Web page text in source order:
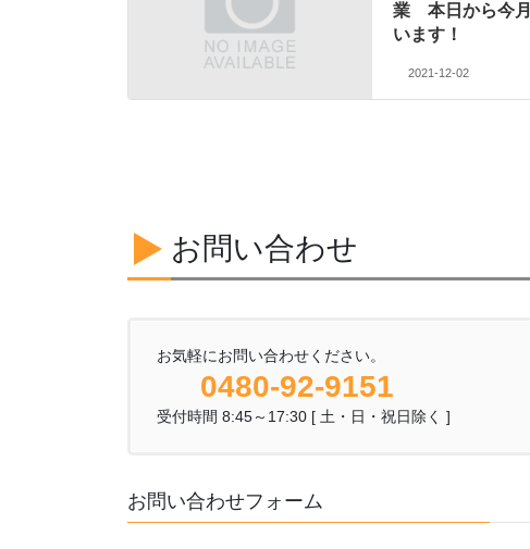
業 本日から今
います！
2021-12-02
お問い合わせ
お気軽にお問い合わせください。
0480-92-9151
受付時間 8:45～17:30 [ 土・日・祝日除く ]
お問い合わせフォーム